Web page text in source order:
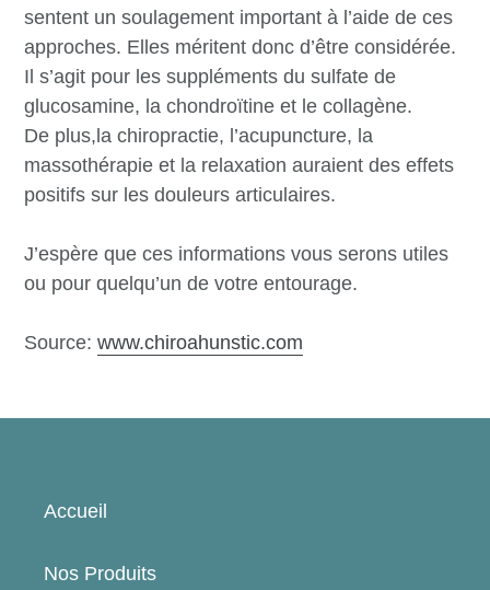
sentent un soulagement important à l’aide de ces
approches. Elles méritent donc d’être considérée.
Il s’agit pour les suppléments du sulfate de
glucosamine, la chondroïtine et le collagène.
De plus,la chiropractie, l’acupuncture, la
massothérapie et la relaxation auraient des effets
positifs sur les douleurs articulaires.
J’espère que ces informations vous serons utiles
ou pour quelqu’un de votre entourage.
Source: www.chiroahunstic.com
Accueil
Nos Produits